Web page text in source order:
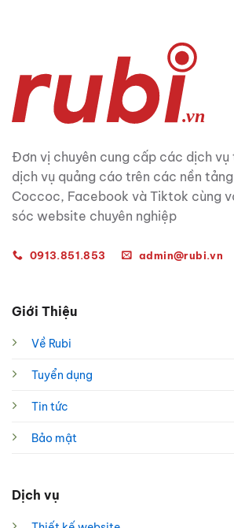
Đơn vị chuyên cung cấp các dịch
dịch vụ quảng cáo trên các nền
Coccoc, Facebook và Tiktok cùng
sóc website chuyên nghiệp
0913.851.853 admin@rubi.vn
Giới Thiệu
Về Rubi
Tuyển dụng
Tin tức
Bảo mật
Dịch vụ